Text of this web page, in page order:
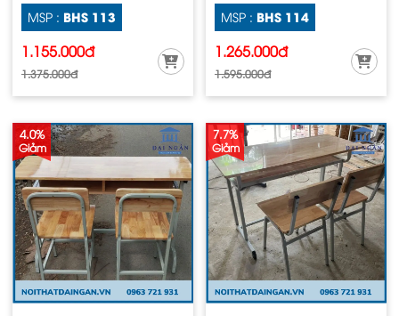
MSP : BHS 113
1.155.000đ
1.375.000đ
MSP : BHS 114
1.265.000đ
1.595.000đ
4.0%
Giảm
7.7%
Giảm